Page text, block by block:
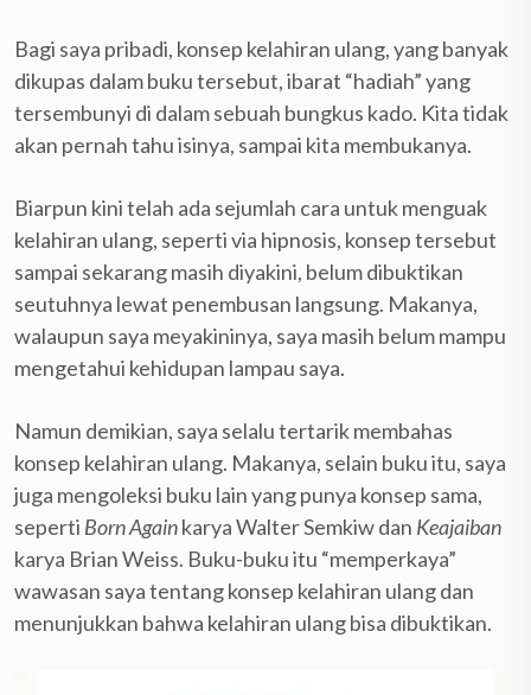
Bagi saya pribadi, konsep kelahiran ulang, yang banyak
dikupas dalam buku tersebut, ibarat “hadiah” yang
tersembunyi di dalam sebuah bungkus kado. Kita tidak
akan pernah tahu isinya, sampai kita membukanya.
Biarpun kini telah ada sejumlah cara untuk menguak
kelahiran ulang, seperti via hipnosis, konsep tersebut
sampai sekarang masih diyakini, belum dibuktikan
seutuhnya lewat penembusan langsung. Makanya,
walaupun saya meyakininya, saya masih belum mampu
mengetahui kehidupan lampau saya.
Namun demikian, saya selalu tertarik membahas
konsep kelahiran ulang. Makanya, selain buku itu, saya
juga mengoleksi buku lain yang punya konsep sama,
seperti Born Againkarya Walter Semkiw dan Keajaiban
karya Brian Weiss. Buku-buku itu “memperkaya”
wawasan saya tentang konsep kelahiran ulang dan
menunjukkan bahwa kelahiran ulang bisa dibuktikan.